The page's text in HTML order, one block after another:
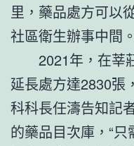
里，藥品處方可以
社區衛生辦事中間。
2021年，在莘
延長處方達2830張
科科長任濤告知記
的藥品目次庫，“